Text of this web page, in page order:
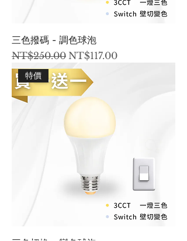
三色撥碼 - 調色球泡
一般價格
NT$250.00 促銷價格
NT$117.00
特價